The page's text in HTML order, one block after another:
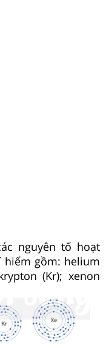
nguyên tố hoạt
hiếm gồm: helium
(Kr); xenon